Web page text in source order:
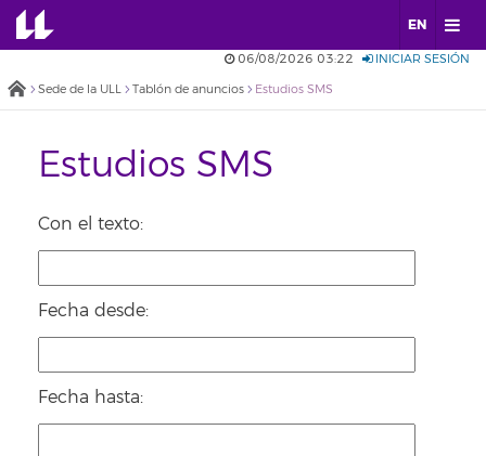
EN
06/08/2026 03:22 INICIAR SESIÓN
Sede de la ULL Tablón de anuncios Estudios SMS
Estudios SMS
Con el texto:
Fecha desde:
Fecha hasta: